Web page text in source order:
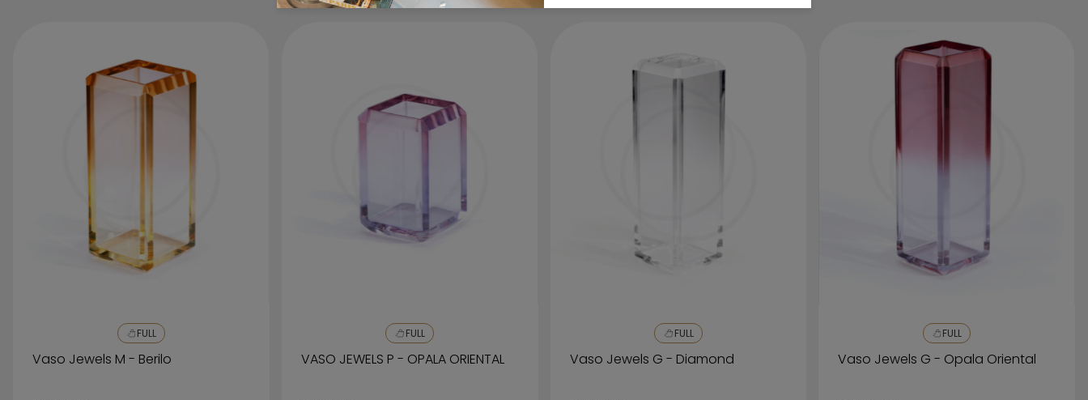
arejado para evitar marcações.
Não utilize produtos de limpeza à base de
lavar, caso haja necessidade de lavagem
enxague com água e seque com um pano
seco e macio.
Se precisar lavar a peça, utilize apenas
uma bucha macia com detergente neutro.
FULL
Vaso Jewels M - Berilo
FULL
VASO JEWELS P - OPALA ORIENTAL
FULL
Vaso Jewels G - Diamond
FULL
Vaso Jewels G - Opala Oriental